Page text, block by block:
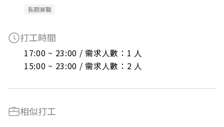
長期兼職
打工時間
17:00 ~ 23:00 / 需求人數：1 人
15:00 ~ 23:00 / 需求人數：2 人
相似打工